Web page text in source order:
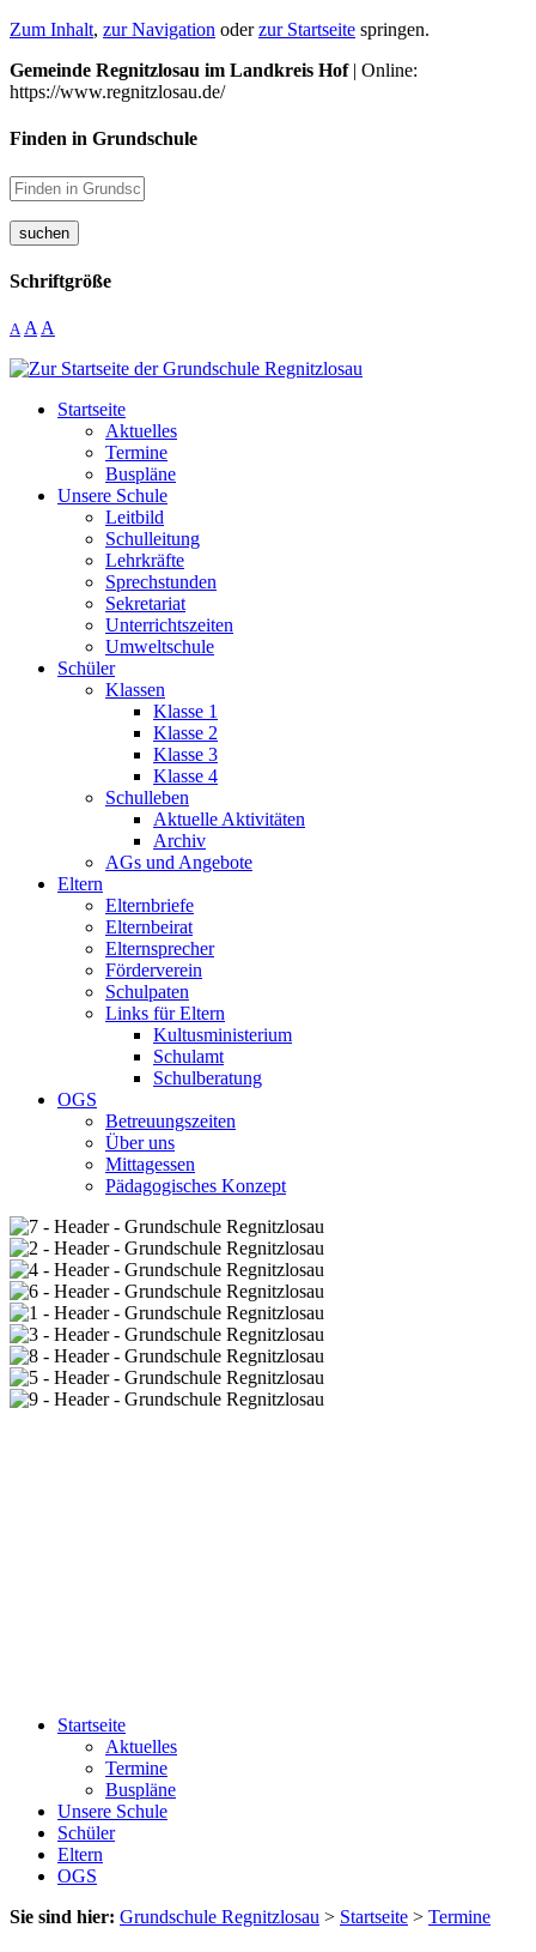
Zum Inhalt, zur Navigation oderzur Startseite springen.
Gemeinde Regnitzlosau im Landkreis Hof| Online:
https://www.regnitzlosau.de/
Finden in Grundschule
suchen
Schriftgröße
A A A
Startseite
Aktuelles
Termine
Buspläne
Unsere Schule
Leitbild
Schulleitung
Lehrkräfte
Sprechstunden
Sekretariat
Unterrichtszeiten
Umweltschule
Schüler
Klassen
Klasse 1
Klasse 2
Klasse 3
Klasse 4
Schulleben
Aktuelle Aktivitäten
Archiv
AGs und Angebote
Eltern
Elternbriefe
Elternbeirat
Elternsprecher
Förderverein
Schulpaten
Links für Eltern
Kultusministerium
Schulamt
Schulberatung
OGS
Betreuungszeiten
Über uns
Mittagessen
Pädagogisches Konzept
Startseite
Aktuelles
Termine
Buspläne
Unsere Schule
Schüler
Eltern
OGS
Sie sind hier: Grundschule Regnitzlosau > Startseite > Termine